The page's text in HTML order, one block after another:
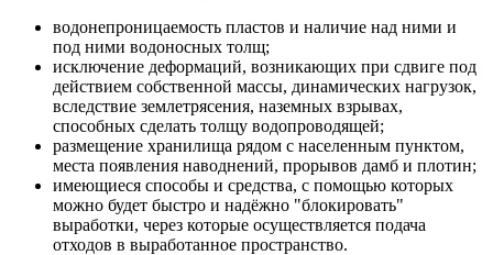
водонепроницаемость пластов и наличие над ними и
под ними водоносных толщ;
исключение деформаций, возникающих при сдвиге под
действием собственной массы, динамических нагрузок,
вследствие землетрясения, наземных взрывах,
способных сделать толщу водопроводящей;
размещение хранилища рядом с населенным пунктом,
места появления наводнений, прорывов дамб и плотин;
имеющиеся способы и средства, с помощью которых
можно будет быстро и надёжно "блокировать"
выработки, через которые осуществляется подача
отходов в выработанное пространство.